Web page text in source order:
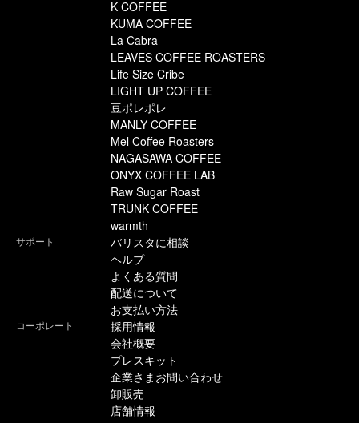
K COFFEE
KUMA COFFEE
La Cabra
LEAVES COFFEE ROASTERS
Life Size Cribe
LIGHT UP COFFEE
豆ポレポレ
MANLY COFFEE
Mel Coffee Roasters
NAGASAWA COFFEE
ONYX COFFEE LAB
Raw Sugar Roast
TRUNK COFFEE
warmth
サポート
バリスタに相談
ヘルプ
よくある質問
配送について
お支払い方法
コーポレート
採用情報
会社概要
プレスキット
企業さまお問い合わせ
卸販売
店舗情報